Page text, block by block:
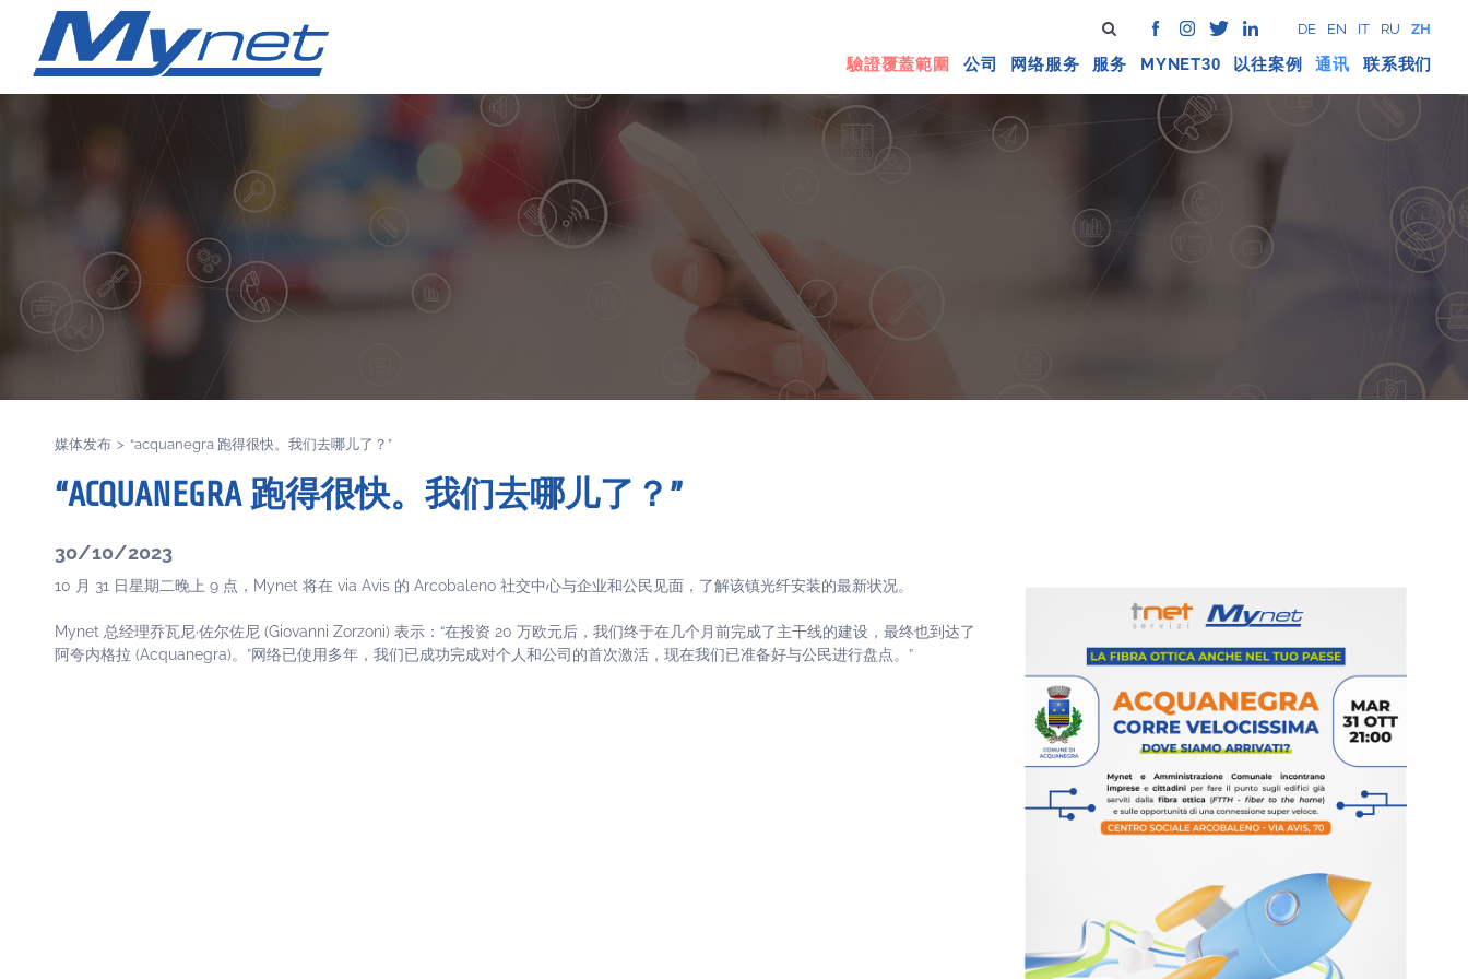
DE EN IT RU ZH
驗證覆蓋範圍 公司 网络服务 服务 MYNET 以往案例 通讯 联系我们
媒体发布 > “acquanegra 跑得很快。我们去哪儿了？”
“ACQUANEGRA 跑得很快。我们去哪儿了？”
30/10/2023
10 月 31 日星期二晚上 9 点，Mynet 将在 via Avis 的 Arcobaleno 社交中心与企业和公民见面，了解该镇光纤安装的最新状况。
Mynet 总经理乔瓦尼·佐尔佐尼 (Giovanni Zorzoni) 表示：“在投资 20 万欧元后，我们终于在几个月前完成了主干线的建设，最终也到达了
阿夸内格拉 (Acquanegra)。”网络已使用多年，我们已成功完成对个人和公司的首次激活，现在我们已准备好与公民进行盘点。”